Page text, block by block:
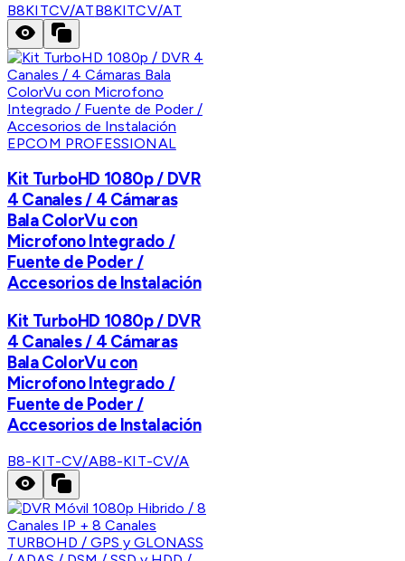
B8KITCV/ATB8KITCV/AT
EPCOM PROFESSIONAL
Kit TurboHD 1080p / DVR
4 Canales / 4 Cámaras
Bala ColorVu con
Microfono Integrado /
Fuente de Poder /
Accesorios de Instalación
Kit TurboHD 1080p / DVR
4 Canales / 4 Cámaras
Bala ColorVu con
Microfono Integrado /
Fuente de Poder /
Accesorios de Instalación
B8-KIT-CV/AB8-KIT-CV/A